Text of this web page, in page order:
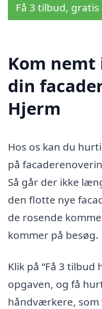
Få 3 tilbud,
Kom nemt
din
Hjerm
Hos os kan du
på
Så går der ikke
den flotte nye
de rosende
kommer på besøg.
Klik på “Få 3
opgaven, og få
håndværkere, som